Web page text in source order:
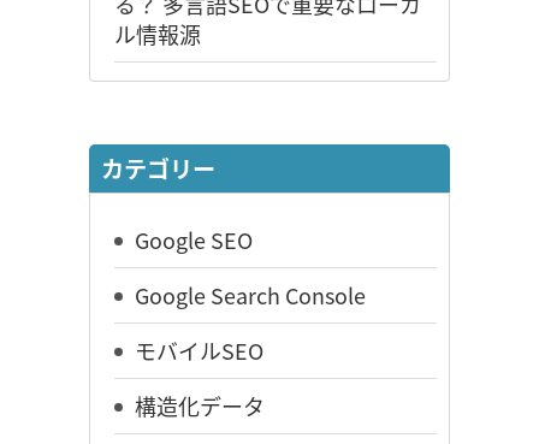
ル情報源
カテゴリー
Google SEO
Google Search Console
モバイルSEO
構造化データ